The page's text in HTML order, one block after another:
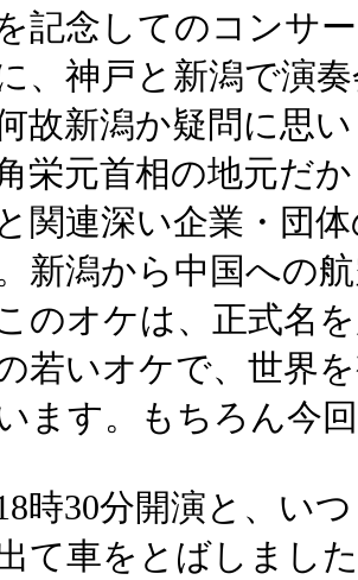
記念してのコンサ
、神戸と新潟で演
故新潟か疑問に思
栄元首相の地元だ
関連深い企業・団
新潟から中国への
のオケは、正式名を
若いオケで、世界
ます。もちろん今
時30分開演と、い
て車をとばしまし